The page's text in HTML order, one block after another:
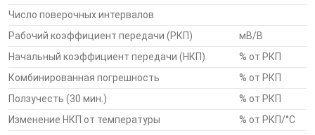
Герметизация тензодатчика осуществляется
специальными герметиками и крышкой
Конструкция тензодатчиков позволяет создавать
Число поверочных интервалов
Рабочий коэффициент передачи (РКП)
мВ/В
Начальный коэффициент передачи (НКП)
% от РКП
Комбинированная погрешность
% от РКП
Ползучесть (30 мин.)
% от РКП
Изменение НКП от температуры
% от РКП/°С